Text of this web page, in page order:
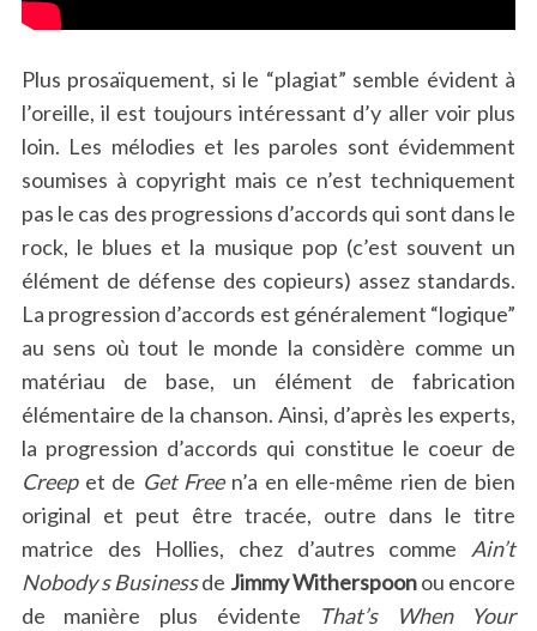
Plus prosaïquement, si le “plagiat” semble évident à
l’oreille, il est toujours intéressant d’y aller voir plus
loin. Les mélodies et les paroles sont évidemment
soumises à copyright mais ce n’est techniquement
pas le cas des progressions d’accords qui sont dans le
rock, le blues et la musique pop (c’est souvent un
élément de défense des copieurs) assez standards.
La progression d’accords est généralement “logique”
au sens où tout le monde la considère comme un
matériau de base, un élément de fabrication
élémentaire de la chanson. Ainsi, d’après les experts,
la progression d’accords qui constitue le coeur de
Creepet de Get Freen’a en elle-même rien de bien
original et peut être tracée, outre dans le titre
matrice des Hollies, chez d’autres comme Ain’t
Nobody s Businessde Jimmy Witherspoonou encore
de manière plus évidente
That’s When Your